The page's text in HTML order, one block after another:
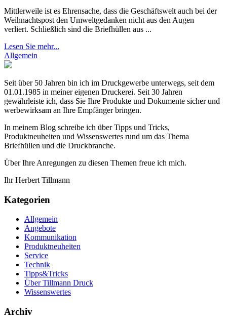
Mittlerweile ist es Ehrensache, dass die Geschäftswelt auch bei der
Weihnachtspost den Umweltgedanken nicht aus den Augen
verliert. Schließlich sind die Briefhüllen aus ...
Lesen Sie mehr...
Allgemein
Seit über 50 Jahren bin ich im Druckgewerbe unterwegs, seit dem
01.01.1985 in meiner eigenen Druckerei. Seit 30 Jahren
gewährleiste ich, dass Sie Ihre Produkte und Dokumente sicher und
werbewirksam an Ihre Empfänger bringen.
In meinem Blog schreibe ich über Tipps und Tricks,
Produktneuheiten und Wissenswertes rund um das Thema
Briefhüllen und die Druckbranche.
Über Ihre Anregungen zu diesen Themen freue ich mich.
Ihr Herbert Tillmann
Kategorien
Allgemein
Angebote
Kommunikation
Produktneuheiten
Service
Technik
Tipps&Tricks
Über Tillmann Druck
Wissenswertes
Archiv